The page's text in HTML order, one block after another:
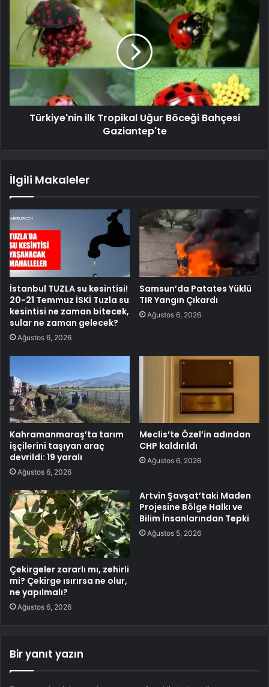
Türkiye'nin ilk Tropikal Uğur Böceği Bahçesi
Gaziantep'te
İlgili Makaleler
İstanbul TUZLA su kesintisi!
20-21 Temmuz İSKİ Tuzla su
kesintisi ne zaman bitecek,
sular ne zaman gelecek?
Ağustos 6, 2026
Samsun’da Patates Yüklü
TIR Yangın Çıkardı
Ağustos 6, 2026
Kahramanmaraş’ta tarım
işçilerini taşıyan araç
devrildi: 19 yaralı
Ağustos 6, 2026
Meclis’te Özel’in adından
CHP kaldırıldı
Ağustos 6, 2026
Çekirgeler zararlı mı, zehirli
mi? Çekirge ısırırsa ne olur,
ne yapılmalı?
Ağustos 6, 2026
Artvin Şavşat’taki Maden
Projesine Bölge Halkı ve
Bilim İnsanlarından Tepki
Ağustos 5, 2026
Bir yanıt yazın